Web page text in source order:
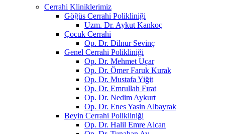
Cerrahi Kliniklerimiz
Göğüs Cerrahi Polikliniği
Uzm. Dr. Aykut Kankoç
Çocuk Cerrahi
Op. Dr. Dilnur Sevinç
Genel Cerrahi Polikliniği
Op. Dr. Mehmet Uçar
Op. Dr. Ömer Faruk Kurak
Op. Dr. Mustafa Yiğit
Op. Dr. Emrullah Fırat
Op. Dr. Nedim Aykurt
Op. Dr. Enes Yasin Albayrak
Beyin Cerrahi Polikliniği
Op. Dr. Halil Emre Alcan